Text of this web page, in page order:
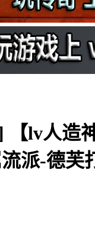
【lv人造
流派-德